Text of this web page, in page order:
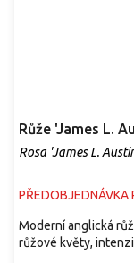
Růže 'James L.
Rosa 'James L.
Moderní anglická
růžové květy,